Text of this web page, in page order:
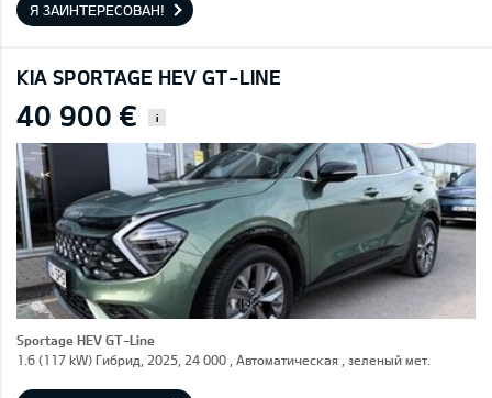
Я ЗАИНТЕРЕСОВАН!
KIA SPORTAGE HEV GT-LINE
40 900 € i
Sportage HEV GT-Line
1.6 (117 kW) Гибрид, 2025, 24 000 , Автоматическая , зеленый мет.